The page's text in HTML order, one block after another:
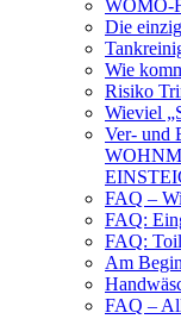
WOMO-
Die
Wie
Risiko
Wieviel
Ver- und
FAQ –
FAQ:
FAQ:
Am
FAQ –